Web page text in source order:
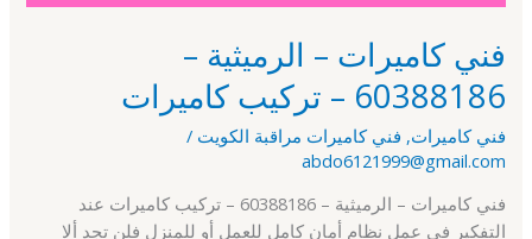
فني كاميرات – الرميثية –
60388186 – تركيب كاميرات
فني كاميرات, فني كاميرات مراقبة الكويت /
abdo6121999@gmail.com
فني كاميرات – الرميثية – 60388186 – تركيب كاميرات عند
التفكير في عمل نظام أمان كامل للعمل أو للمنزل فلن تجد ألا